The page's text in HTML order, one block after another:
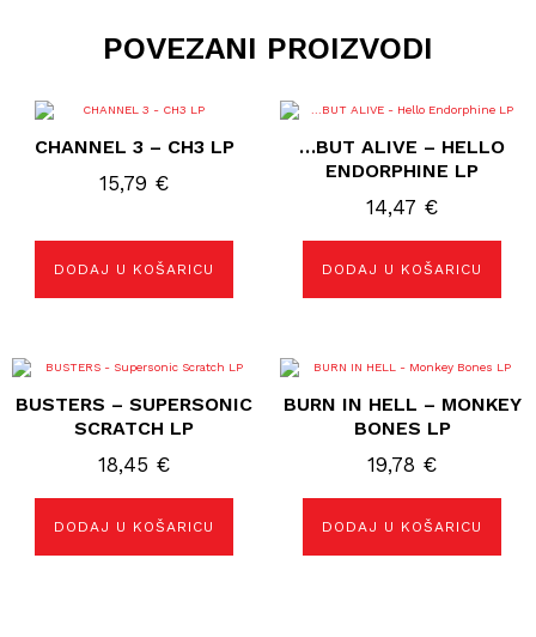
POVEZANI PROIZVODI
CHANNEL 3 – CH3 LP
15,79 €
DODAJ U KOŠARICU
…BUT ALIVE – HELLO
ENDORPHINE LP
14,47 €
DODAJ U KOŠARICU
BUSTERS – SUPERSONIC
SCRATCH LP
18,45 €
DODAJ U KOŠARICU
BURN IN HELL – MONKEY
BONES LP
19,78 €
DODAJ U KOŠARICU